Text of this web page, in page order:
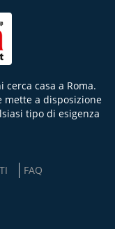
casa a Roma.
mette a disposizione
tipo di esigenza
FAQ